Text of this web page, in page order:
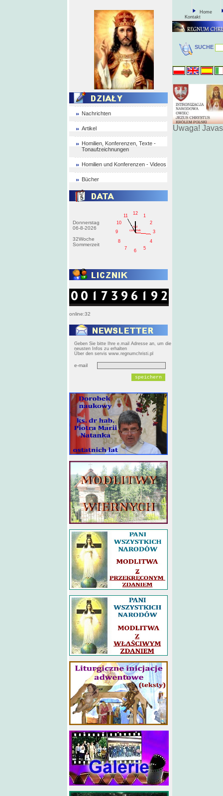
Nachrichten
Artikel
Homilien, Konferenzen, Texte -
Tonaufzeichnungen
Homilien und Konferenzen - Videos
Bücher
Donnerstag
06-8-2026
32Woche
Sommerzeit
1
2
3
4
5
6
7
8
9
10
11
12
AM
czwartek
online:32
Geben Sie bitte Ihre e.mail Adresse an, um die
neusten Infos zu erhalten
Über den servis www.regnumchristi.pl
e-mail
Home
Kontakt
SUCHE
Uwaga!